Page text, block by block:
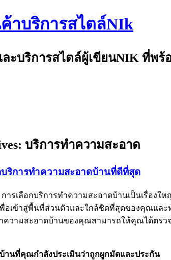
ค้าบริการสไตล์NIk
ละบริการสไตล์ผู้เขียนNIK ที่พ
บริการทำความสะอาด
บริการทำความสะอาดบ้านที่ดีที่สุด
การเลือกบริการทำความสะอาดบ้านเป็นเรื่อง
อเข้าสู่พื้นที่ส่วนตัวและใกล้ชิดที่สุดของคุณแล
ความสะอาดบ้านของคุณสามารถให้คุณได้ตรว
านที่คุณกำลังประเมินว่าถูกผูกมัดและประกัน